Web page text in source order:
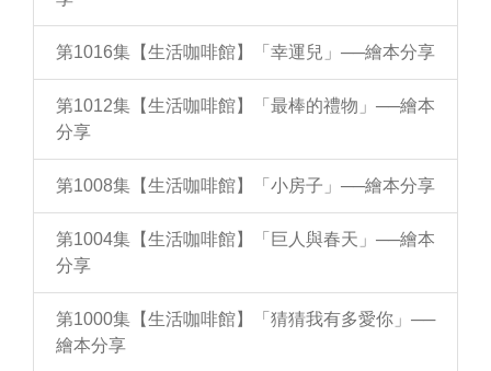
第1016集【生活咖啡館】「幸運兒」──繪本分享
第1012集【生活咖啡館】「最棒的禮物」──繪本
分享
第1008集【生活咖啡館】「小房子」──繪本分享
第1004集【生活咖啡館】「巨人與春天」──繪本
分享
第1000集【生活咖啡館】「猜猜我有多愛你」──
繪本分享